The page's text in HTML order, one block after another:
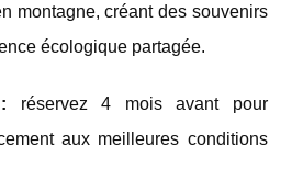
montagne, créant des souvenirs
écologique partagée.
réservez 4 mois avant pour
aux meilleures conditions